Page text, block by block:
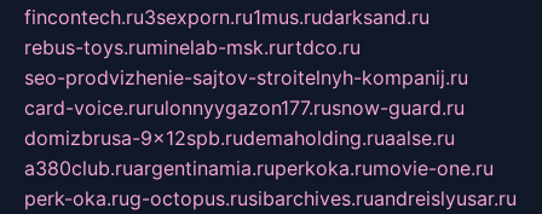
fincontech.ru3sexporn.ru1mus.rudarksand.ru
rebus-toys.ruminelab-msk.rurtdco.ru
seo-prodvizhenie-sajtov-stroitelnyh-kompanij.ru
card-voice.rurulonnyygazon177.rusnow-guard.ru
domizbrusa-9x12spb.rudemaholding.ruaalse.ru
a380club.ruargentinamia.ruperkoka.rumovie-one.ru
perk-oka.rug-octopus.rusibarchives.ruandreislyusar.ru